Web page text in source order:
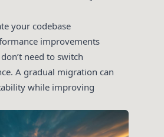
your codebase
improvements
need to switch
A gradual migration can
while improving